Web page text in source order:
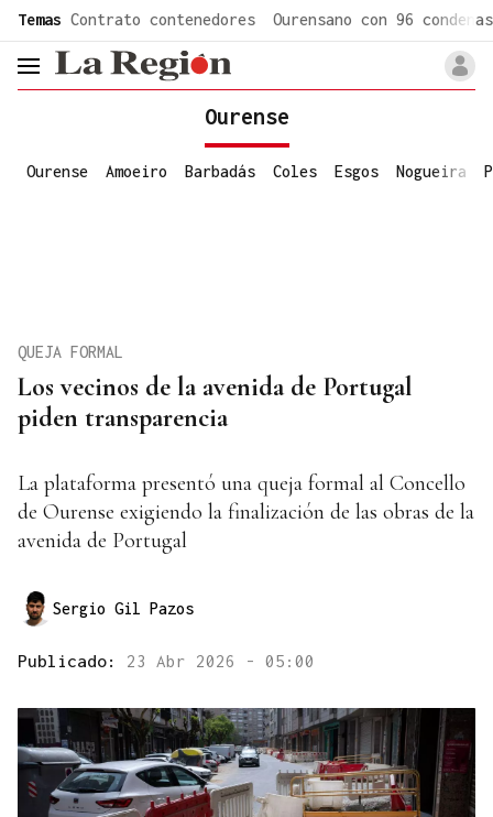
Temas Contrato contenedores Ourensano con 96 condenas
header.menu.open
Ourense
Ourense Amoeiro Barbadás Coles Esgos Nogueira
Los vecinos de la avenida de Portugal
piden transparencia
QUEJA FORMAL
La plataforma presentó una queja formal al Concello
de Ourense exigiendo la finalización de las obras de la
avenida de Portugal
Sergio Gil Pazos
Publicado: 23 Abr 2026 - 05:00